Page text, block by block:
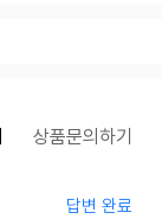
상품문의하기
답변 완료